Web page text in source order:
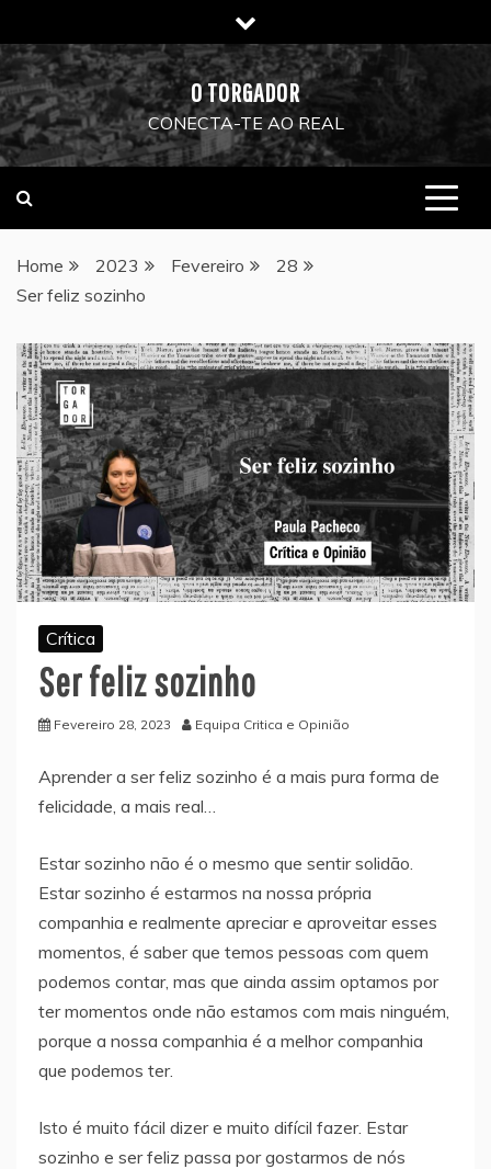
to
content
O TORGADOR
CONECTA-TE AO REAL
Home 2023 Fevereiro
28
Ser feliz sozinho
Crítica
Ser feliz sozinho
Fevereiro 28, 2023 Equipa Critica e Opinião
Aprender a ser feliz sozinho é a mais pura forma de
felicidade, a mais real…
Estar sozinho não é o mesmo que sentir solidão.
Estar sozinho é estarmos na nossa própria
companhia e realmente apreciar e aproveitar esses
momentos, é saber que temos pessoas com quem
podemos contar, mas que ainda assim optamos por
ter momentos onde não estamos com mais ninguém,
porque a nossa companhia é a melhor companhia
que podemos ter.
Isto é muito fácil dizer e muito difícil fazer. Estar
sozinho e ser feliz passa por gostarmos de nós